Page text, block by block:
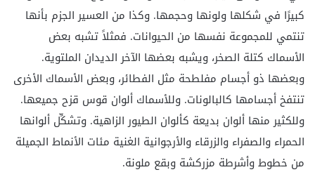
كبيرًا في شكلها ولونها وحجمها. وكذا من العسير الجزم بأنها
تنتمي للمجموعة نفسها من الحيوانات. فمثلاً تشبه بعض
الأسماك كتلة الصخر، ويشبه بعضها الآخر الديدان الملتوية.
وبعضها ذو أجسام مفلطحة مثل الفطائر، وبعض الأسماك الأخرى
تنتفخ أجسامها كالبالونات. وللأسماك ألوان قوس قزح جميعها.
وللكثير منها ألوان بديعة كألوان الطيور الزاهية. وتشكِّل ألوانها
الحمراء والصفراء والزرقاء والأرجوانية الغنية مئات الأنماط الجميلة
من خطوط وأشرطة مزركشة وبقع ملونة.